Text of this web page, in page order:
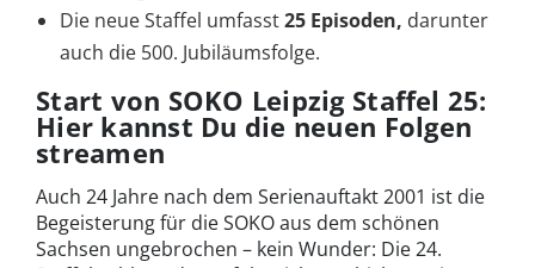
Die neue Staffel umfasst25 Episoden, darunter
auch die 500. Jubiläumsfolge.
Start von SOKO Leipzig Staffel 25:
Hier kannst Du die neuen Folgen
streamen
Auch 24 Jahre nach dem Serienauftakt 2001 ist die
Begeisterung für die SOKO aus dem schönen
Sachsen ungebrochen – kein Wunder: Die 24.